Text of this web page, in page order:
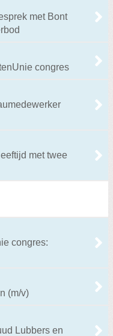
met Bont
congres
met twee
congres:
(m/v)
Lubbers en